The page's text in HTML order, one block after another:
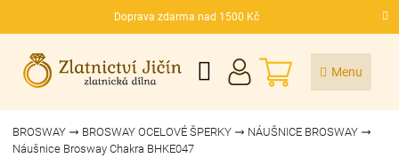
Doprava zdarma nad 1500 Kč
CZK
NÁKUPNÍ
KOŠÍK
BROSWAY BROSWAY OCELOVÉ ŠPERKY
NÁUŠNICE BROSWAY
Náušnice Brosway Chakra BHKE047